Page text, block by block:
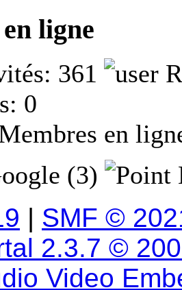
ligne
361
0
en
(3)
| SMF ©
2.3.7 ©
Video